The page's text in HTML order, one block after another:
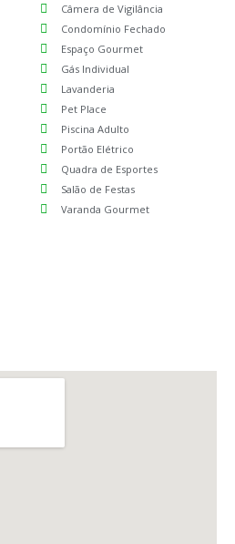
Câmera de Vigilância
Condomínio Fechado
Espaço Gourmet
Gás Individual
Lavanderia
Pet Place
Piscina Adulto
Portão Elétrico
Quadra de Esportes
Salão de Festas
Varanda Gourmet